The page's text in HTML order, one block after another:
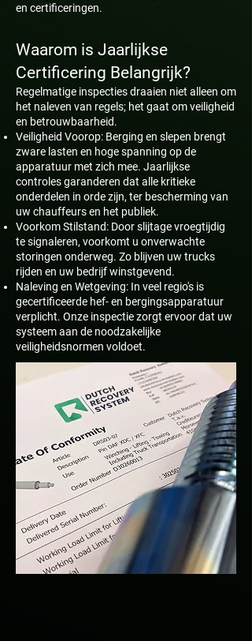
en certificeringen.
Waarom is Jaarlijkse
Certificering Belangrijk?
Regelmatige inspecties draaien niet alleen om
het naleven van regels; het gaat om veiligheid
en betrouwbaarheid.
Veiligheid Voorop: Berging en slepen brengt
zware lasten en hoge spanning op de
apparatuur met zich mee. Jaarlijkse
controles garanderen dat alle kritieke
onderdelen in orde zijn, ter bescherming van
uw chauffeurs en het publiek.
Voorkom Stilstand: Door slijtage vroegtijdig
te signaleren, voorkomt u onverwachte
storingen onderweg. Zo blijven uw trucks
rijden en uw bedrijf winstgevend.
Naleving en Wetgeving: In veel regio's is
gecertificeerde hef- en bergingsapparatuur
verplicht. Onze inspectie zorgt ervoor dat uw
systeem aan de noodzakelijke
veiligheidsnormen voldoet.